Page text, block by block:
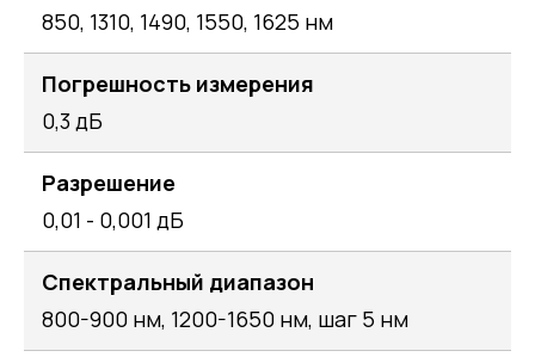
850, 1310, 1490, 1550, 1625 нм
Погрешность измерения
0,3 дБ
Разрешение
0,01 - 0,001 дБ
Спектральный диапазон
800-900 нм, 1200-1650 нм, шаг 5 нм